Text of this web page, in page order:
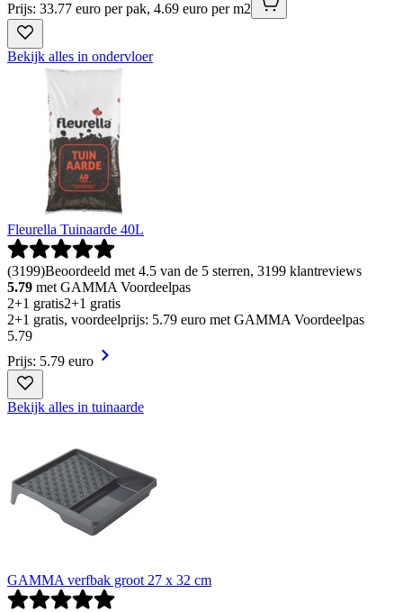
Prijs: 33.77 euro per pak, 4.69 euro per m2
Bekijk alles in ondervloer
Fleurella Tuinaarde 40L
(3199)Beoordeeld met 4.5 van de 5 sterren, 3199 klantreviews
5.79 met GAMMA Voordeelpas
2+1 gratis2+1 gratis
2+1 gratis, voordeelprijs: 5.79 euro met GAMMA Voordeelpas
5.79
Prijs: 5.79 euro
Bekijk alles in tuinaarde
GAMMA verfbak groot 27 x 32 cm